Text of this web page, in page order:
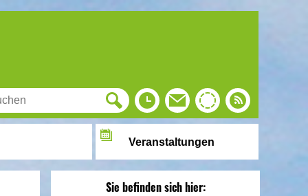
Veranstaltungen
Sie befinden sich hier: